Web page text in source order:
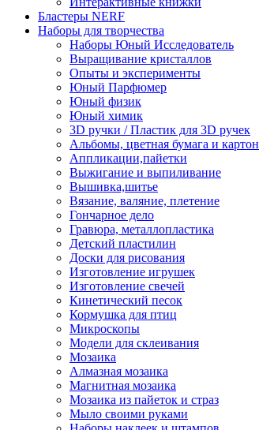
Бластеры NERF
Наборы для творчества
Наборы Юный Исследователь
Выращивание кристаллов
Опыты и эксперименты
Юный Парфюмер
Юный физик
Юный химик
3D ручки / Пластик для 3D ручек
Альбомы, цветная бумага и картон
Аппликации,пайетки
Выжигание и выпиливание
Вышивка,шитье
Вязание, валяние, плетение
Гончарное дело
Гравюра, металлопластика
Детский пластилин
Доски для рисования
Изготовление игрушек
Изготовление свечей
Кинетический песок
Кормушка для птиц
Микроскопы
Модели для склеивания
Мозаика
Алмазная мозаика
Магнитная мозаика
Мозаика из пайеток и страз
Мыло своими руками